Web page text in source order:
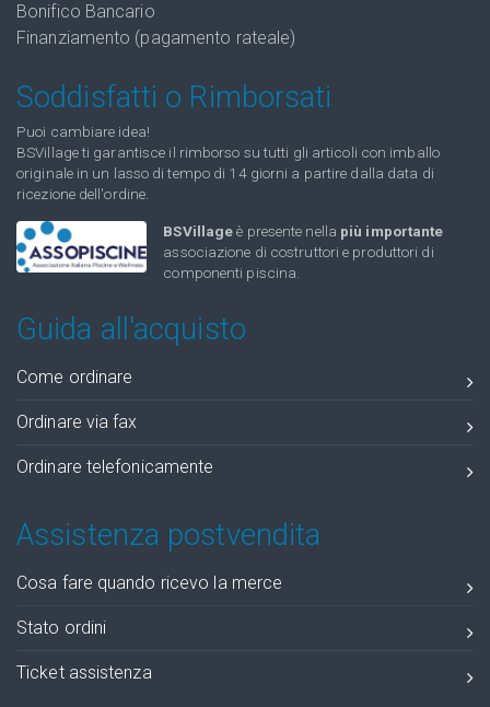
Bonifico Bancario
Finanziamento (pagamento rateale)
Soddisfatti o Rimborsati
Puoi cambiare idea!
BSVillage ti garantisce il rimborso su tutti gli articoli con imballo
originale in un lasso di tempo di 14 giorni a partire dalla data di
ricezione dell'ordine.
BSVillageè presente nella più importante
associazione di costruttori e produttori di
componenti piscina.
Guida all'acquisto
Come ordinare
Ordinare via fax
Ordinare telefonicamente
Assistenza postvendita
Cosa fare quando ricevo la merce
Stato ordini
Ticket assistenza